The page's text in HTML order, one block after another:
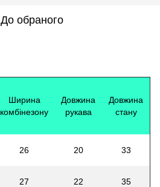
До обраного
Ширина
комбінезону
Довжина
рукава
Довжина
стану
26 20 33
27 22 35